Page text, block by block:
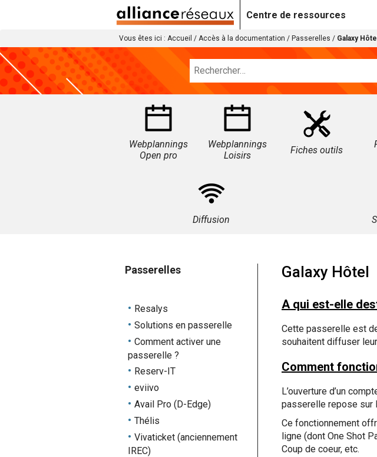
Centre de ressources
Vous êtes ici : Accueil / Accès à la documentation / Passerelles / Galaxy Hôtel
Webplannings
Open pro
Webplannings
Loisirs
Fiches outils
Diffusion
Passerelles
Resalys
Solutions en passerelle
Comment activer une
passerelle ?
Reserv-IT
eviivo
Avail Pro (D-Edge)
Thélis
Vivaticket (anciennement
IREC)
Galaxy Hôtel
A qui est-elle
Cette passerelle est
souhaitent diffuser
​Comment
​L’ouverture d’un
passerelle repose sur
​Ce fonctionnement
ligne (dont One Shot
Coup de coeur, etc.